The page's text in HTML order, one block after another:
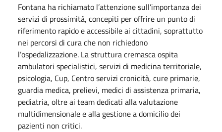
Fontana ha richiamato l’attenzione sull’importanza dei
servizi di prossimità, concepiti per offrire un punto di
riferimento rapido e accessibile ai cittadini, soprattutto
nei percorsi di cura che non richiedono
l’ospedalizzazione. La struttura cremasca ospita
ambulatori specialistici, servizi di medicina territoriale,
psicologia, Cup, Centro servizi cronicità, cure primarie,
guardia medica, prelievi, medici di assistenza primaria,
pediatria, oltre ai team dedicati alla valutazione
multidimensionale e alla gestione a domicilio dei
pazienti non critici.